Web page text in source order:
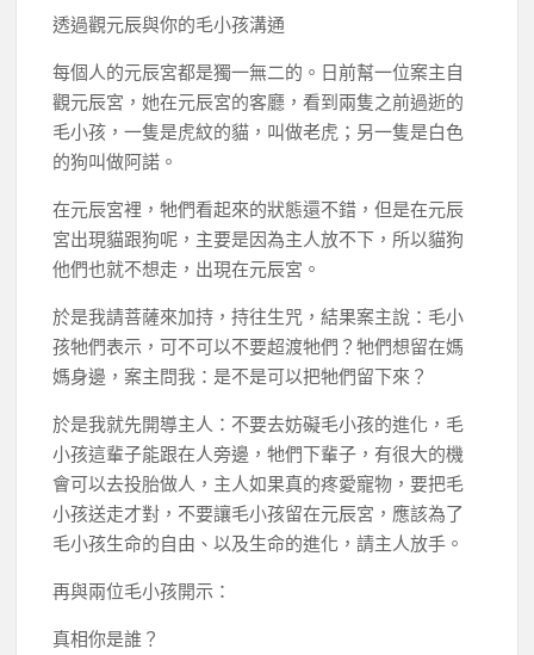
透過觀元辰與你的毛小孩溝通
每個人的元辰宮都是獨一無二的。日前幫一位案主自
觀元辰宮，她在元辰宮的客廳，看到兩隻之前過逝的
毛小孩，一隻是虎紋的貓，叫做老虎；另一隻是白色
的狗叫做阿諾。
在元辰宮裡，牠們看起來的狀態還不錯，但是在元辰
宮出現貓跟狗呢，主要是因為主人放不下，所以貓狗
他們也就不想走，出現在元辰宮。
於是我請菩薩來加持，持往生咒，結果案主說：毛小
孩牠們表示，可不可以不要超渡牠們？牠們想留在媽
媽身邊，案主問我：是不是可以把牠們留下來？
於是我就先開導主人：不要去妨礙毛小孩的進化，毛
小孩這輩子能跟在人旁邊，牠們下輩子，有很大的機
會可以去投胎做人，主人如果真的疼愛寵物，要把毛
小孩送走才對，不要讓毛小孩留在元辰宮，應該為了
毛小孩生命的自由、以及生命的進化，請主人放手。
再與兩位毛小孩開示：
真相你是誰？